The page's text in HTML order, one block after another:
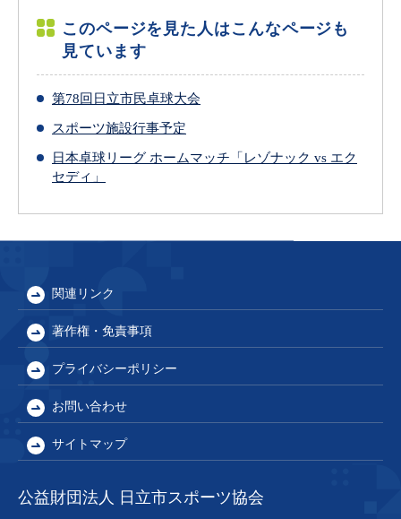
このページを見た人はこんなページも
見ています
第78回日立市民卓球大会
スポーツ施設行事予定
日本卓球リーグ ホームマッチ「レゾナック vs エク
セディ」
関連リンク
著作権・免責事項
プライバシーポリシー
お問い合わせ
サイトマップ
公益財団法人 日立市スポーツ協会